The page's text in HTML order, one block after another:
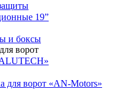
19”
и боксы
ворот
для ворот «AN-Motors»